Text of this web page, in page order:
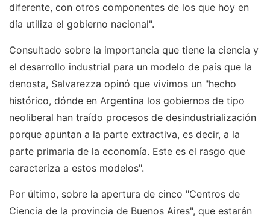
diferente, con otros componentes de los que hoy en
día utiliza el gobierno nacional".
Consultado sobre la importancia que tiene la ciencia y
el desarrollo industrial para un modelo de país que la
denosta, Salvarezza opinó que vivimos un "hecho
histórico, dónde en Argentina los gobiernos de tipo
neoliberal han traído procesos de desindustrialización
porque apuntan a la parte extractiva, es decir, a la
parte primaria de la economía. Este es el rasgo que
caracteriza a estos modelos".
Por último, sobre la apertura de cinco "Centros de
Ciencia de la provincia de Buenos Aires", que estarán